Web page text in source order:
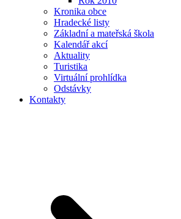
Kronika obce
Hradecké listy
Základní a mateřská škola
Kalendář akcí
Aktuality
Turistika
Virtuální prohlídka
Odstávky
Kontakty